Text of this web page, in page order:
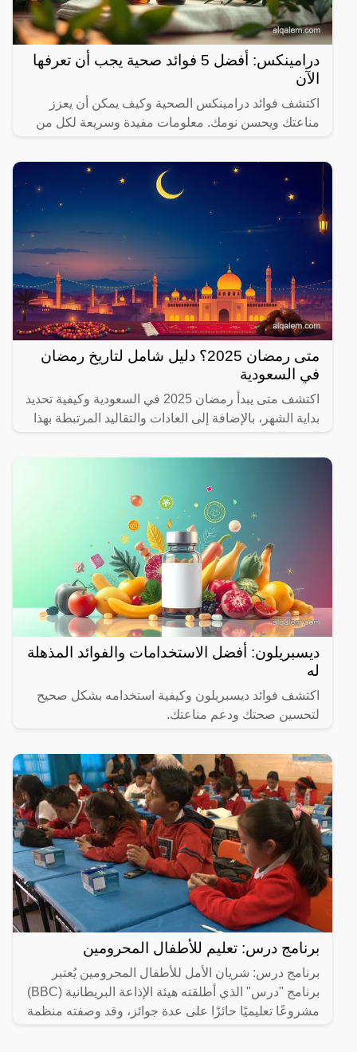
درامينكس: أفضل 5 فوائد صحية يجب أن تعرفها
الآن
اكتشف فوائد درامينكس الصحية وكيف يمكن أن يعزز
مناعتك ويحسن نومك. معلومات مفيدة وسريعة لكل من
متى رمضان 2025؟ دليل شامل لتاريخ رمضان
في السعودية
اكتشف متى يبدأ رمضان 2025 في السعودية وكيفية تحديد
بداية الشهر، بالإضافة إلى العادات والتقاليد المرتبطة بهذا
ديسبريلون: أفضل الاستخدامات والفوائد المذهلة
له
اكتشف فوائد ديسبريلون وكيفية استخدامه بشكل صحيح
لتحسين صحتك ودعم مناعتك.
برنامج درس: تعليم للأطفال المحرومين
برنامج درس: شريان الأمل للأطفال المحرومين يُعتبر
برنامج "درس" الذي أطلقته هيئة الإذاعة البريطانية (BBC)
مشروعًا تعليميًا حائزًا على عدة جوائز، وقد وصفته منظمة